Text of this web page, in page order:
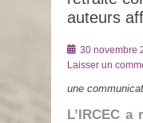
auteurs
Posté
le
30 novembre
Laisser un
une
L’IRCEC